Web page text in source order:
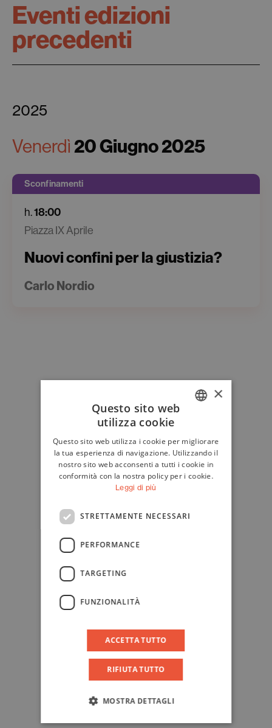
Eventi edizioni
precedenti
2025
Venerdì 20 Giugno 2025
Sconfinamenti
h.18:00
Piazza IX Aprile
Nuovi confini per la giustizia?
Carlo Nordio
ENGLISH
×
Questo sito web
utilizza cookie
Questo sito web utilizza i cookie per migliorare
la tua esperienza di navigazione. Utilizzando il
nostro sito web acconsenti a tutti i cookie in
conformità con la nostra policy per i cookie.
Leggi di più
STRETTAMENTE NECESSARI
PERFORMANCE
TARGETING
FUNZIONALITÀ
ACCETTA TUTTO
RIFIUTA TUTTO
MOSTRA DETTAGLI